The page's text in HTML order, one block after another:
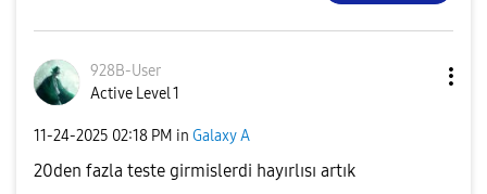
928B-User
Active Level 1
‎11-24-2025 02:18 PM in Galaxy A
20den fazla teste girmislerdi hayırlısı artık